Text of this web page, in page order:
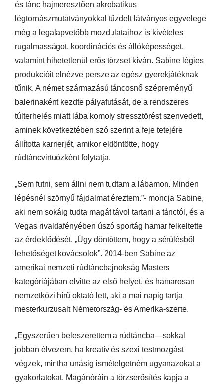
és tánc hajmeresztően akrobatikus
légtornászmutatványokkal tűzdelt látványos egyvelege
még a legalapvetőbb mozdulataihoz is kivételes
rugalmasságot, koordinációs és állóképességet,
valamint hihetetlenül erős törzset kíván. Sabine légies
produkcióit elnézve persze az egész gyerekjátéknak
tűnik. A német származású táncosnő szépreményű
balerinaként kezdte pályafutását, de a rendszeres
túlterhelés miatt lába komoly stressztörést szenvedett,
aminek következtében szó szerint a feje tetejére
állította karrierjét, amikor eldöntötte, hogy
rúdtáncvirtuózként folytatja.
„Sem futni, sem állni nem tudtam a lábamon. Minden
lépésnél szörnyű fájdalmat éreztem.”- mondja Sabine,
aki nem sokáig tudta magát távol tartani a tánctól, és a
Vegas rivaldafényében úszó sportág hamar felkeltette
az érdeklődését. „Úgy döntöttem, hogy a sérülésből
lehetőséget kovácsolok”. 2014-ben Sabine az
amerikai nemzeti rúdtáncbajnokság Masters
kategóriájában elvitte az első helyet, és hamarosan
nemzetközi hírű oktató lett, aki a mai napig tartja
mesterkurzusait Németország- és Amerika-szerte.
„Egyszerűen beleszerettem a rúdtáncba—sokkal
jobban élvezem, ha kreatív és szexi testmozgást
végzek, mintha unásig ismételgetném ugyanazokat a
gyakorlatokat. Magánóráin a törzserősítés kapja a